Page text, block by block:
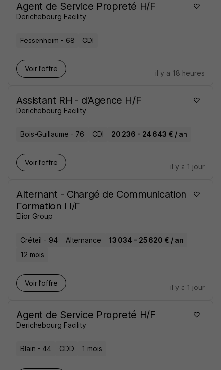
Agent de Service Propreté H/F
Derichebourg Facility
Fessenheim - 68 CDI
Voir l’offre
il y a 18 heures
Assistant RH - d'Agence H/F
Derichebourg Facility
Bois-Guillaume - 76 CDI 20 236 - 24 643 € / an
Voir l’offre
il y a 1 jour
Alternant - Chargé de Communication
Formation H/F
Elior Group
Créteil - 94 Alternance
13 034 - 25 620 € / an
12 mois
Voir l’offre
il y a 1 jour
Agent de Service Propreté H/F
Derichebourg Facility
Blain - 44 CDD 1 mois